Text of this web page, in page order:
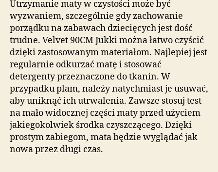
Utrzymanie maty w czystości może być
wyzwaniem, szczególnie gdy zachowanie
porządku na zabawach dziecięcych jest dość
trudne. Velvet 90CM Jukki można łatwo czyścić
dzięki zastosowanym materiałom. Najlepiej jest
regularnie odkurzać matę i stosować
detergenty przeznaczone do tkanin. W
przypadku plam, należy natychmiast je usuwać,
aby uniknąć ich utrwalenia. Zawsze stosuj test
na mało widocznej części maty przed użyciem
jakiegokolwiek środka czyszczącego. Dzięki
prostym zabiegom, mata będzie wyglądać jak
nowa przez długi czas.